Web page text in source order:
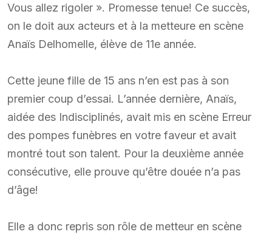
Vous allez rigoler ». Promesse tenue! Ce succès,
on le doit aux acteurs et à la metteure en scène
Anaïs Delhomelle, élève de 11e année.
Cette jeune fille de 15 ans n’en est pas à son
premier coup d’essai. L’année dernière, Anaïs,
aidée des Indisciplinés, avait mis en scène Erreur
des pompes funèbres en votre faveur et avait
montré tout son talent. Pour la deuxième année
consécutive, elle prouve qu’être douée n’a pas
d’âge!
Elle a donc repris son rôle de metteur en scène